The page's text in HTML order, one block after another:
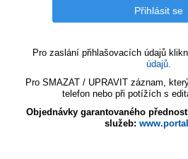
Pro zaslání přihlašovacích údajů
údajů.
Pro SMAZAT / UPRAVIT záznam,
telefon nebo při potížích s
Objednávky garantovaného
služeb: